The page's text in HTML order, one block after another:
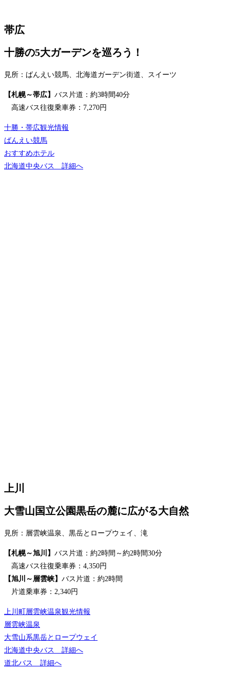
帯広
十勝の5大ガーデンを巡ろう！
見所：ばんえい競馬、北海道ガーデン街道、スイーツ
【札幌～帯広】 バス片道：約3時間40分
高速バス往復乗車券：7,270円
十勝・帯広観光情報
ばんえい競馬
おすすめホテル
北海道中央バス 詳細へ
上川
大雪山国立公園黒岳の麓に広がる大自然
見所：層雲峡温泉、黒岳とロープウェイ、滝
【札幌～旭川】 バス片道：約2時間～約2時間30分
高速バス往復乗車券：4,350円
【旭川～層雲峡】 バス片道：約2時間
片道乗車券：2,340円
上川町層雲峡温泉観光情報
層雲峡温泉
大雪山系黒岳とロープウェイ
北海道中央バス 詳細へ
道北バス 詳細へ